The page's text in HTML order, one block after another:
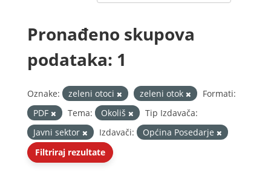
Pronađeno skupova
podataka: 1
Oznake: zeleni otoci zeleni otok
Formati:
PDF
Tema: Okoliš
Tip Izdavača:
Javni sektor
Izdavači:
Općina Posedarje
Filtriraj rezultate